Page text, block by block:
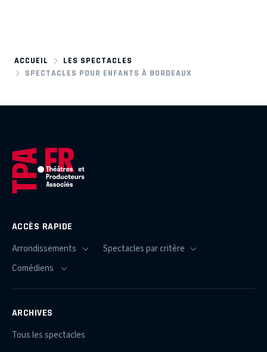
ACCUEIL
LES SPECTACLES
SPECTACLES POUR ENFANTS À BORDEAUX
ACCÈS RAPIDE
ARCHIVES
Tous les spectacles